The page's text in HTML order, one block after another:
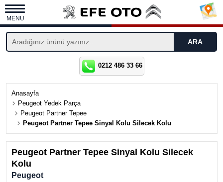
MENU
0212 486 33 66
Anasayfa
Peugeot Yedek Parça
Peugeot Partner Tepee
Peugeot Partner Tepee Sinyal Kolu Silecek Kolu
Peugeot Partner Tepee Sinyal Kolu Silecek
Kolu
Peugeot